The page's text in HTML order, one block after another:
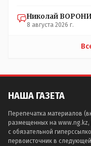
Николай
8 августа 2026 г.
НАША ГАЗЕТА
Перепечатка материалов
размещенных на
с обязательной
первоисточник в